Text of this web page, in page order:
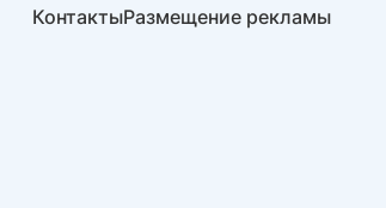
КонтактыРазмещение рекламы